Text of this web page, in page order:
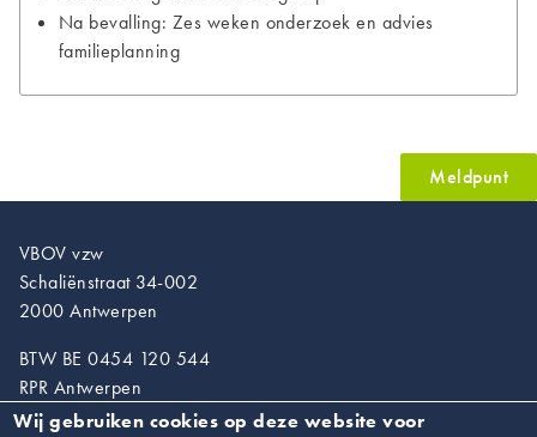
Na bevalling: Zes weken onderzoek en advies
familieplanning
Meldpunt
VBOV vzw
Schaliënstraat 34-002
2000 Antwerpen
BTW BE 0454 120 544
RPR Antwerpen
Wij gebruiken cookies op deze website voor